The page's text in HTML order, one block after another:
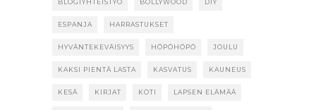
BLOGIYHTEISTYÖ BOLLYWOOD DIY
ESPANJA HARRASTUKSET
HYVÄNTEKEVÄISYYS HÖPÖHÖPÖ JOULU
KAKSI PIENTÄ LASTA KASVATUS KAUNEUS
KESÄ KIRJAT KOTI LAPSEN ELÄMÄÄ